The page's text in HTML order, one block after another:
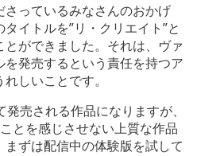
っているみなさんのおかげ
イトルを”リ・クリエイト”と
ができました。それは、ヴァ
発売するという責任を持つア
しいことです。
売される作品になりますが、
とを感じさせない上質な作品
ずは配信中の体験版を試して